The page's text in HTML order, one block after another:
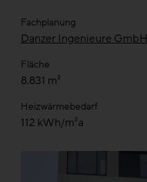
Fachplanung
Danzer Ingenieure GmbH
Fläche
8.831 m²
Heizwärmebedarf
112 kWh/m²a